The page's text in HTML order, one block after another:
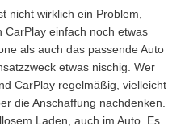
nicht wirklich ein Problem,
einfach noch etwas
als auch das passende Auto
etwas nischig. Wer
CarPlay regelmäßig, vielleicht
die Anschaffung nachdenken.
Laden, auch im Auto. Es